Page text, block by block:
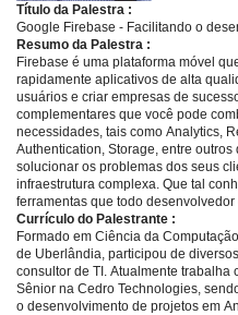
Título da Palestra :
Google Firebase - Facilitando o
Resumo da Palestra :
Firebase é uma plataforma móvel
rapidamente aplicativos de alta
usuários e criar empresas de
complementares que você pode
necessidades, tais como Analytics,
Authentication, Storage, entre
solucionar os problemas dos seus
infraestrutura complexa. Que tal
ferramentas que todo
Currículo do Palestrante :
Formado em Ciência da
de Uberlândia, participou de
consultor de TI. Atualmente
Sênior na Cedro Technologies,
o desenvolvimento de projetos em